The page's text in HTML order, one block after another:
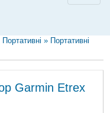
Портативні » Портативні
Garmin Etrex